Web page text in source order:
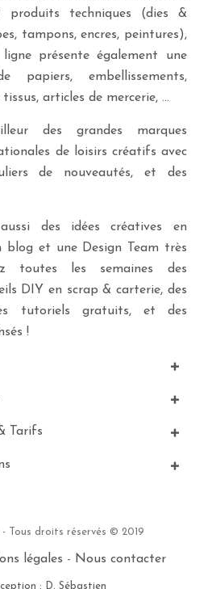
techniques (dies &
tampons, encres, peintures),
présente également une
papiers, embellissements,
articles de mercerie, …
des grandes marques
de loisirs créatifs avec
de nouveautés, et des
des idées créatives en
blog et une Design Team très
toutes les semaines des
DIY en scrap & carterie, des
tutoriels gratuits, et des
!
Tarifs
Tous droits réservés © 2019
légales - Nous contacter
: D. Sébastien